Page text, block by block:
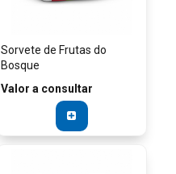
Sorvete de Frutas do
Bosque
Valor a consultar